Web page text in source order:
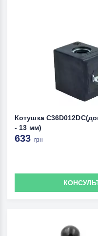
Котушка
- 13 мм)
633 грн